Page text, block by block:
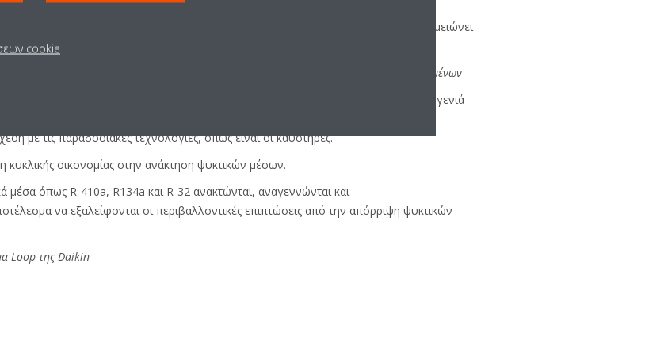
, που είναι ενσωματωμένη σε πολλούς ψύκτες και αντλίες θερμότητας της Daikin, μειώνει
και εξαλείφοντας τις απώλειες ενέργειας.
από την Daikin της τεχνολογίας αρνητικών εκπομπών CO2 για ένα κέντρο δεδομένων
των επιπτώσεων της τεχνολογίας HVAC στο περιβάλλον προσφέροντας μια νέα γενιά
από τις παραδοσιακές τεχνολογίες και μπορούν να προσφέρουν 30% καλύτερη
με τις παραδοσιακές τεχνολογίες, όπως είναι οι καυστήρες.
κυκλικής οικονομίας στην ανάκτηση ψυκτικών μέσων.
όπως R-410a, R134a και R-32 ανακτώνται, αναγεννώνται και
να εξαλείφονται οι περιβαλλοντικές επιπτώσεις από την απόρριψη ψυκτικών
Loop της Daikin
cookie